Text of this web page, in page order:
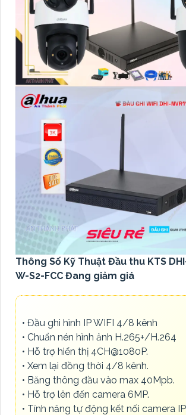
Thông Số Kỹ Thuật Đầu thu KTS
W-S2-FCC Đang giảm giá
• Đầu ghi hình IP WIFI 4/8 kênh
• Chuẩn nén hình ảnh H.265+/H.264
• Hỗ trợ hiển thị 4CH@1080P.
• Xem lại đồng thời 4/8 kênh.
• Băng thông đầu vào max 40Mpb.
• Hỗ trợ lên đến camera 6MP.
• Tính năng tự động kết nối camera